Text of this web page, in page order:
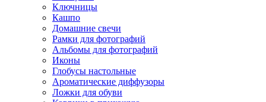
Ключницы
Кашпо
Домашние свечи
Рамки для фотографий
Альбомы для фотографий
Иконы
Глобусы настольные
Ароматические диффузоры
Ложки для обуви